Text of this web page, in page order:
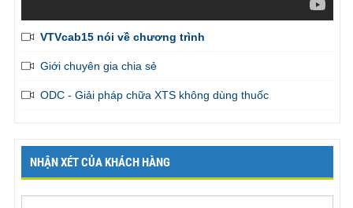
VTVcab15 nói về chương trình
Giới chuyên gia chia sẻ
ODC - Giải pháp chữa XTS không dùng thuốc
NHẬN XÉT CỦA KHÁCH HÀNG